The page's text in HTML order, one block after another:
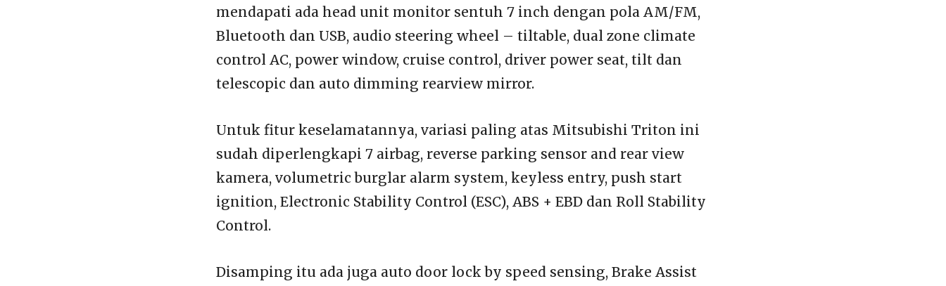
mendapati ada head unit monitor sentuh 7 inch dengan pola AM/FM,
Bluetooth dan USB, audio steering wheel – tiltable, dual zone climate
control AC, power window, cruise control, driver power seat, tilt dan
telescopic dan auto dimming rearview mirror.
Untuk fitur keselamatannya, variasi paling atas Mitsubishi Triton ini
sudah diperlengkapi 7 airbag, reverse parking sensor and rear view
kamera, volumetric burglar alarm system, keyless entry, push start
ignition, Electronic Stability Control (ESC), ABS + EBD dan Roll Stability
Control.
Disamping itu ada juga auto door lock by speed sensing, Brake Assist